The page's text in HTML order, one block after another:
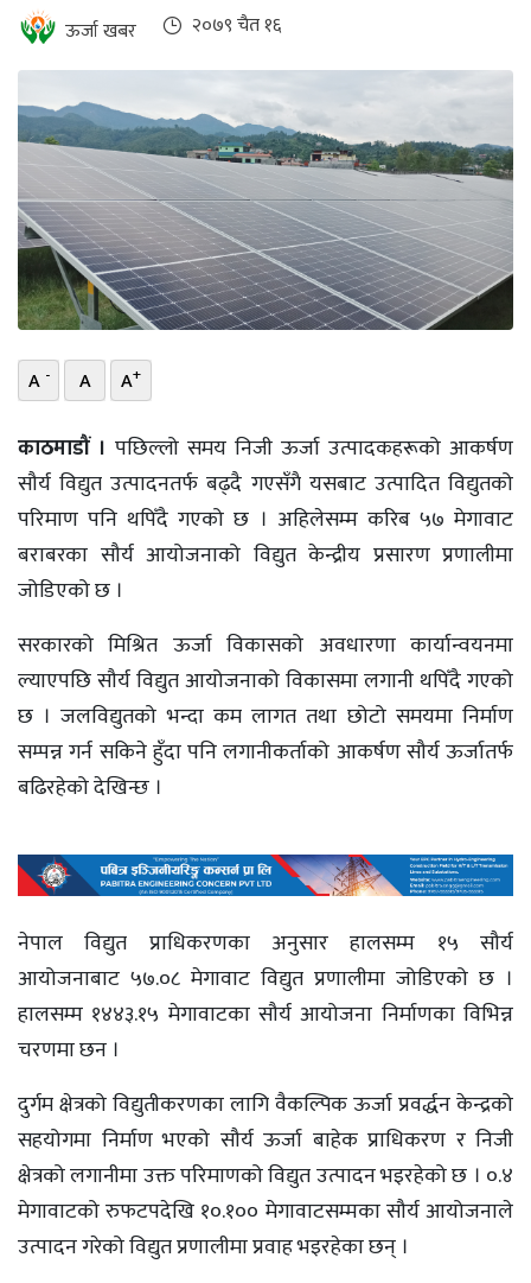
इभी
सम्पादकीय
बैंक
पर्यटन
भिडियो
छापा
खोज
प्रोफाइल
ऊर्जा
विशेष
ऊर्जा खबर २०७९ चैत १६
A - A A+
काठमाडौं । पछिल्लो समय निजी ऊर्जा उत्पादकहरूको आकर्षण
सौर्य विद्युत उत्पादनतर्फ बढ्दै गएसँगै यसबाट उत्पादित विद्युतको
परिमाण पनि थपिँदै गएको छ । अहिलेसम्म करिब ५७ मेगावाट
बराबरका सौर्य आयोजनाको विद्युत केन्द्रीय प्रसारण प्रणालीमा
जोडिएको छ ।
सरकारको मिश्रित ऊर्जा विकासको अवधारणा कार्यान्वयनमा
ल्याएपछि सौर्य विद्युत आयोजनाको विकासमा लगानी थपिँदै गएको
छ । जलविद्युतको भन्दा कम लागत तथा छोटो समयमा निर्माण
सम्पन्न गर्न सकिने हुँदा पनि लगानीकर्ताको आकर्षण सौर्य ऊर्जातर्फ
बढिरहेको देखिन्छ ।
नेपाल विद्युत प्राधिकरणका अनुसार हालसम्म १५ सौर्य
आयोजनाबाट ५७.०८ मेगावाट विद्युत प्रणालीमा जोडिएको छ ।
हालसम्म १४४३.१५ मेगावाटका सौर्य आयोजना निर्माणका विभिन्न
चरणमा छन ।
दुर्गम क्षेत्रको विद्युतीकरणका लागि वैकल्पिक ऊर्जा प्रवर्द्धन केन्द्रको
सहयोगमा निर्माण भएको सौर्य ऊर्जा बाहेक प्राधिकरण र निजी
क्षेत्रको लगानीमा उक्त परिमाणको विद्युत उत्पादन भइरहेको छ । ०.४
मेगावाटको रुफटपदेखि १०.१०० मेगावाटसम्मका सौर्य आयोजनाले
उत्पादन गरेको विद्युत प्रणालीमा प्रवाह भइरहेका छन् ।